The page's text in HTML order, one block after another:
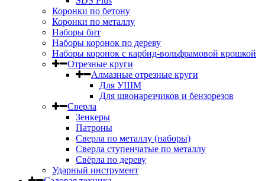
Коронки по бетону
Коронки по металлу
Наборы бит
Наборы коронок по дереву
Наборы коронок с карбид-вольфрамовой крошкой
Отрезные круги
Алмазные отрезные круги
Для УШМ
Для швонарезчиков и бензорезов
Сверла
Зенкеры
Патроны
Сверла по металлу (наборы)
Сверла ступенчатые по металлу
Свёрла по дереву
Ударный инструмент